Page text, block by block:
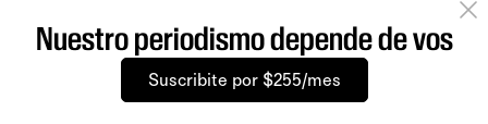
Nuestro periodismo depende de vos
Suscribite por $255/mes